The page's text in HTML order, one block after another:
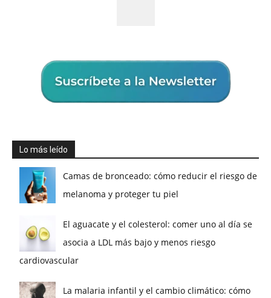
Lo más leído
Camas de bronceado: cómo reducir el riesgo de
melanoma y proteger tu piel
El aguacate y el colesterol: comer uno al día se
asocia a LDL más bajo y menos riesgo
cardiovascular
La malaria infantil y el cambio climático: cómo